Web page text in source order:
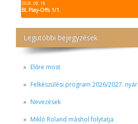
2026. 08. 18.
BL Play-Offs 1/1.
Legutóbbi bejegyzések
Előre most
Felkészülési program 2026/2027. nyár
Nevezések
Mikló Roland máshol folytatja